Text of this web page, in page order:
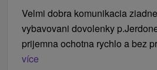
Velmi dobra komunikacia
vybavovani dovolenky
prijemna ochotna rychlo a bez
více